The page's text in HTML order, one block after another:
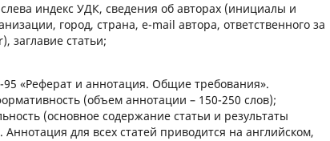
индекс УДК, сведения об авторах (инициалы и
город, страна, e-mail автора, ответственного за
заглавие статьи;
«Реферат и аннотация. Общие требования».
(объем аннотации – 150-250 слов);
(основное содержание статьи и результаты
для всех статей приводится на английском,